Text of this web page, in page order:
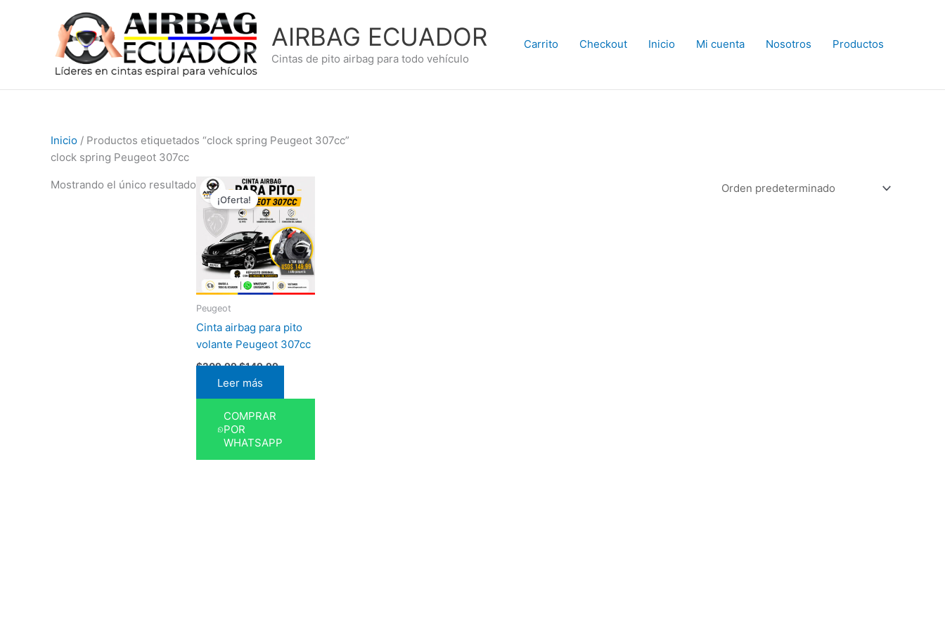
AIRBAG ECUADOR
Cintas de pito airbag para todo vehículo
Carrito Checkout Inicio Mi cuenta Nosotros Productos
Inicio / Productos etiquetados “clock spring Peugeot 307cc”
clock spring Peugeot 307cc
Mostrando el único resultado
¡Oferta!
Peugeot
Cinta airbag para pito
volante Peugeot 307cc
$209,99
El
precio
original
era:
$209,99.
$149,99
El
precio
actual
es:
$149,99.
Leer más
COMPRAR
POR
WHATSAPP